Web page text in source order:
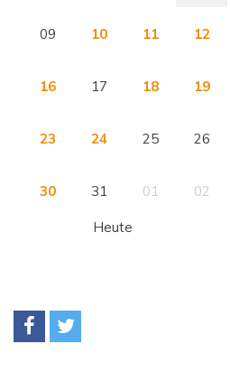
09 10 11 12
16 17 18 19
23 24 25 26
30 31 01 02
Heute